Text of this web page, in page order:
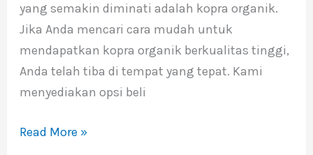
yang semakin diminati adalah kopra organik.
Jika Anda mencari cara mudah untuk
mendapatkan kopra organik berkualitas tinggi,
Anda telah tiba di tempat yang tepat. Kami
menyediakan opsi beli
Read More »